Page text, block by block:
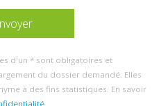
d'un * sont obligatoires et
du dossier demandé. Elles
à des fins statistiques. En savoir